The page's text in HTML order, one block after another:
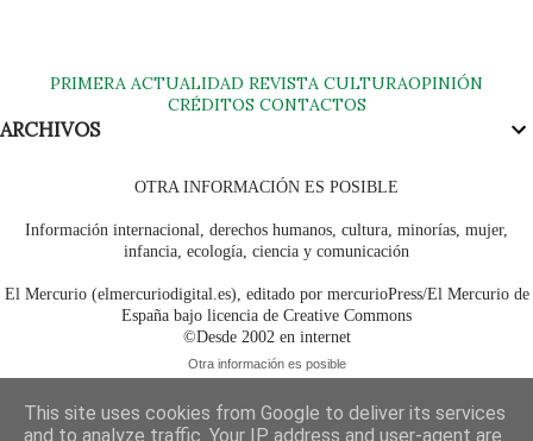
PRIMERA ACTUALIDAD REVISTA CULTURAOPINIÓN
CRÉDITOSCONTACTOS
ARCHIVOS
OTRA INFORMACIÓN ES POSIBLE
Información internacional, derechos humanos, cultura, minorías, mujer,
infancia, ecología, ciencia y comunicación
El Mercurio (elmercuriodigital.es), editado por mercurioPress/El Mercurio de
España bajo licencia de Creative Commons
©Desde 2002 en internet
Otra información es posible
This site uses cookies from Google to deliver its services
and to analyze traffic. Your IP address and user-agent are